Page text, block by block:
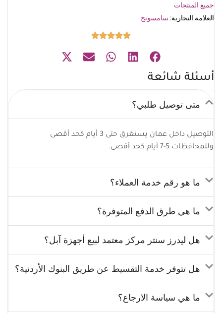
جميع المنتجات
العلامة التجارية: سامسونج
أسئلة شائعة
متى توصيل طلبي؟
التوصيل داخل عمان يستغرق حتى 3 أيام كحد أقصى
وللمحافظات 5-7 أيام كحد أقصى.
ما هو رقم خدمة العملاء؟
ما هي طرق الدفع المتوفرة؟
هل ليدرز سنتر مركز معتمد لبيع أجهزة آبل؟
هل تتوفر خدمة التقسيط عن طريق البنوك الأردنية؟
ما هي سياسة الارجاع؟